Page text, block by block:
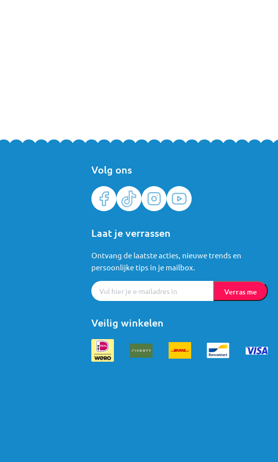
Volg ons
Veilig winkelen
Laat je verrassen
Ontvang de laatste acties, nieuwe trends en
persoonlijke tips in je mailbox.
Verras me